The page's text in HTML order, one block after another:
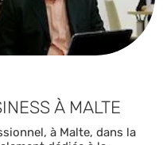
À MALTE
à Malte, dans la